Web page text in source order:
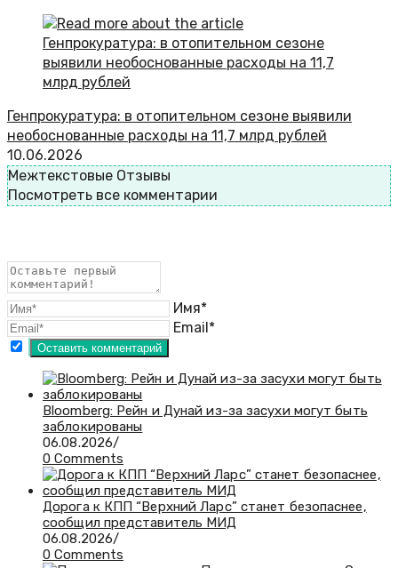
Генпрокуратура: в отопительном сезоне выявили
необоснованные расходы на 11,7 млрд рублей
10.06.2026
Межтекстовые Отзывы
Посмотреть все комментарии
Имя*
Email*
Bloomberg: Рейн и Дунай из-за засухи могут быть
заблокированы
06.08.2026/
0 Comments
Дорога к КПП “Верхний Ларс” станет безопаснее,
сообщил представитель МИД
06.08.2026/
0 Comments